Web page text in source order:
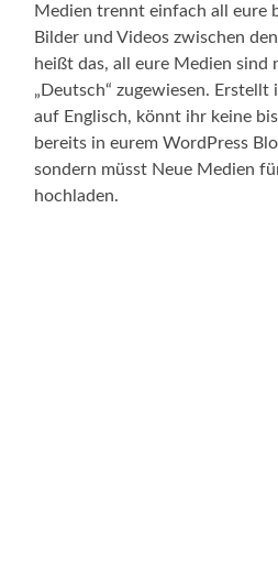
Medien trennt einfach all eure
Bilder und Videos zwischen
heißt das, all eure Medien sind
„Deutsch“ zugewiesen.
auf Englisch, könnt ihr keine
bereits in eurem WordPress
sondern müsst Neue Medien
hochladen.